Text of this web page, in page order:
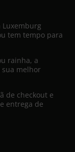
Luxemburg
tem tempo para
rainha, a
sua melhor
de checkout e
entrega de